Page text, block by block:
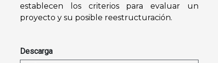
establecen los criterios para evaluar un
proyecto y su posible reestructuración.
Descarga